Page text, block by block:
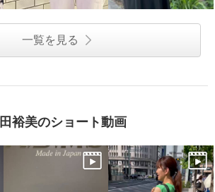
一覧を見る
裕美のショート動画